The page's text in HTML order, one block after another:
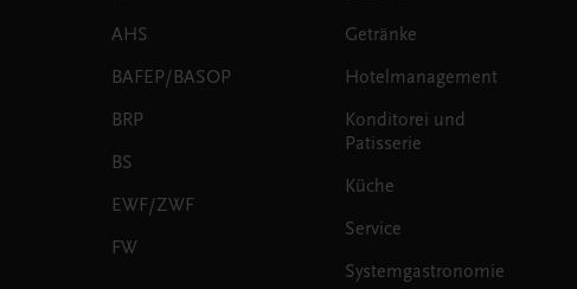
AHS
BAFEP/BASOP
BRP
BS
EWF/ZWF
FW
Getränke
Hotelmanagement
Konditorei und
Patisserie
Küche
Service
Systemgastronomie